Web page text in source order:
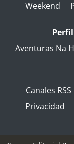
Weekend
Aventuras Na
Canales RSS
Privacidad